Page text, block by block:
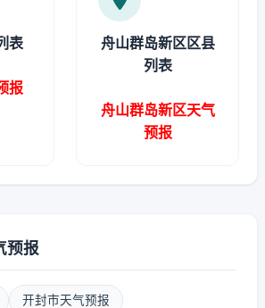
表
报
舟山群岛新区区县
列表
舟山群岛新区天气
预报
预报
开封市天气预报